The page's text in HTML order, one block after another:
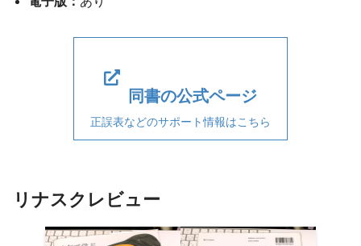
同書の公式ページ
正誤表などのサポート情報はこちら
リナスクレビュー